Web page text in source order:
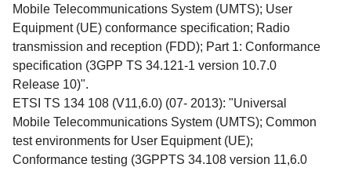
Mobile Telecommunications System (UMTS); User
Equipment (UE) conformance specification; Radio
transmission and reception (FDD); Part 1: Conformance
specification (3GPP TS 34.121-1 version 10.7.0
Release 10)".
ETSI TS 134 108 (V11,6.0) (07- 2013): "Universal
Mobile Telecommunications System (UMTS); Common
test environments for User Equipment (UE);
Conformance testing (3GPPTS 34.108 version 11,6.0